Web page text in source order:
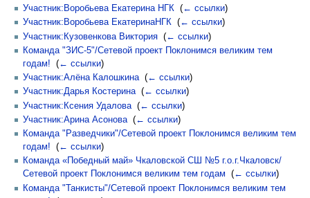
Участник:Воробьева Екатерина НГК (← ссылки)
Участник:Воробьева ЕкатеринаНГК (← ссылки)
Участник:Кузовенкова Виктория (← ссылки)
Команда "ЗИС-5"/Сетевой проект Поклонимся великим тем
годам!
(← ссылки)
Участник:Алёна Калошкина‎ (← ссылки)
Участник:Дарья Костерина‎ (← ссылки)
Участник:Ксения Удалова (← ссылки)
Участник:Арина Асонова‎ (← ссылки)
Команда "Разведчики"/Сетевой проект Поклонимся великим тем
годам!
(← ссылки)
Команда «Победный май» Чкаловской СШ №5 г.о.г.Чкаловск/
Сетевой проект Поклонимся великим тем годам
(← ссылки)
Команда "Танкисты"/Сетевой проект Поклонимся великим тем